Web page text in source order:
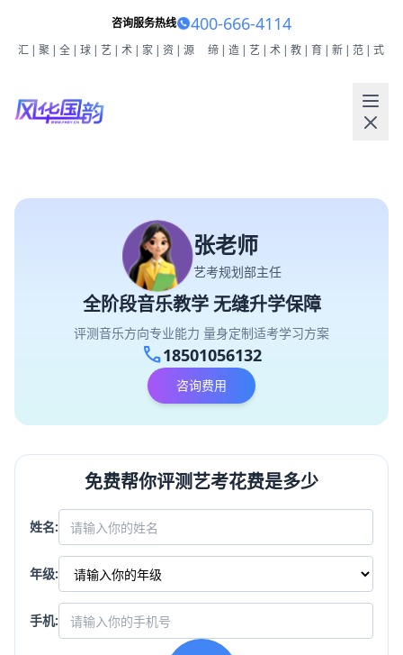
咨询服务热线 400-666-4114
汇|聚|全|球|艺|术|家|资|源 缔|造|艺|术|教|育|新|范|式
张老师
艺考规划部主任
全阶段音乐教学 无缝升学保障
评测音乐方向专业能力 量身定制适考学习方案
call18501056132
咨询费用
免费帮你评测艺考花费是多少
姓名:
年级:
手机: